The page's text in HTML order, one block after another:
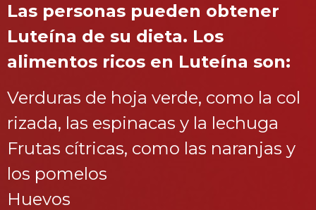
Las personas pueden obtener
Luteína de su dieta. Los
alimentos ricos en Luteína son:
Verduras de hoja verde, como la col
rizada, las espinacas y la lechuga
Frutas cítricas, como las naranjas y
los pomelos
Huevos